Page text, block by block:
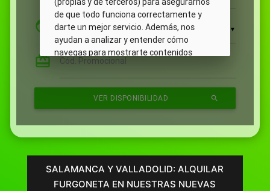
SALAMANCA Y VALLADOLID: ALQUILAR
FURGONETA EN NUESTRAS NUEVAS